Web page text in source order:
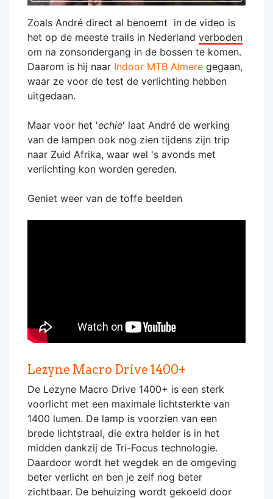
Zoals André direct al benoemt in de video is
het op de meeste trails in Nederland verboden
om na zonsondergang in de bossen te komen.
Daarom is hij naar Indoor MTB Almere gegaan,
waar ze voor de test de verlichting hebben
uitgedaan.
Maar voor het 'echie' laat André de werking
van de lampen ook nog zien tijdens zijn trip
naar Zuid Afrika, waar wel 's avonds met
verlichting kon worden gereden.
Geniet weer van de toffe beelden
Lezyne Macro Drive 1400+
De Lezyne Macro Drive 1400+ is een sterk
voorlicht met een maximale lichtsterkte van
1400 lumen. De lamp is voorzien van een
brede lichtstraal, die extra helder is in het
midden dankzij de Tri-Focus technologie.
Daardoor wordt het wegdek en de omgeving
beter verlicht en ben je zelf nog beter
zichtbaar. De behuizing wordt gekoeld door